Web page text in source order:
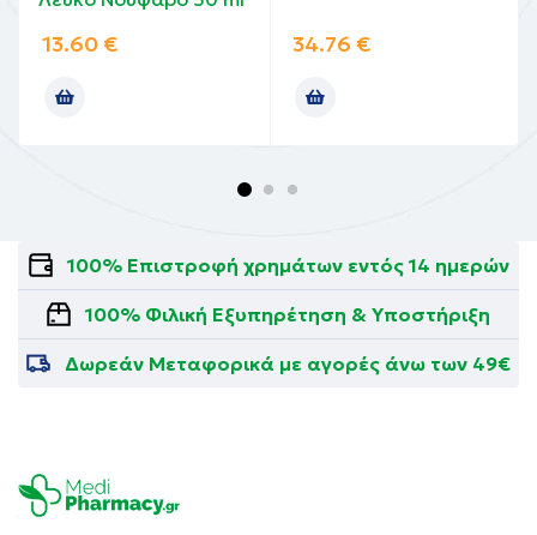
13.60 € 34.76 €
100% Επιστροφή χρημάτων εντός 14 ημερών
100% Φιλική Εξυπηρέτηση & Υποστήριξη
Δωρεάν Μεταφορικά με αγορές άνω των 49€